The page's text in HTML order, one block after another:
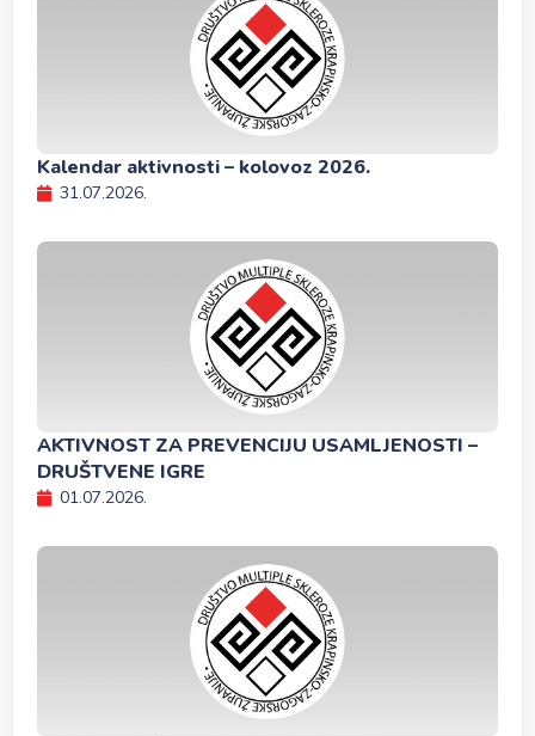
Kalendar aktivnosti – kolovoz 2026.
31.07.2026.
AKTIVNOST ZA PREVENCIJU USAMLJENOSTI –
DRUŠTVENE IGRE
01.07.2026.